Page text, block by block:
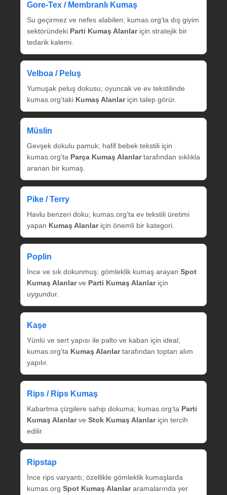
Gore‑Tex / Membranlı Kumaş
Su geçirmez ve nefes alabilen; kumas.org’ta dış giyim
sektöründeki Parti Kumaş Alanlariçin stratejik bir
tedarik kalemi.
Velboa / Peluş
Yumuşak peluş dokusu; oyuncak ve ev tekstilinde
kumas.org’taki Kumaş Alanlariçin talep görür.
Müslin
Gevşek dokulu pamuk; hafif bebek tekstili için
kumas.org’ta Parça Kumaş Alanlartarafından sıklıkla
aranan bir kumaş.
Pike / Terry
Havlu benzeri doku; kumas.org’ta ev tekstili üretimi
yapan Kumaş Alanlariçin önemli bir kategori.
Poplin
İnce ve sık dokunmuş; gömleklik kumaş arayan Spot
Kumaş Alanlarve Parti Kumaş Alanlariçin
uygundur.
Kaşe
Yünlü ve sert yapısı ile palto ve kaban için ideal;
kumas.org’ta Kumaş Alanlartarafından toptan alım
yapılır.
Rips / Rips Kumaş
Kabartma çizgilere sahip dokuma; kumas.org’ta Parti
Kumaş Alanlarve Stok Kumaş Alanlariçin tercih
edilir.
Ripstap
İnce rips varyantı; özellikle gömleklik kumaşlarda
kumas.org Spot Kumaş Alanlararamalarında yer